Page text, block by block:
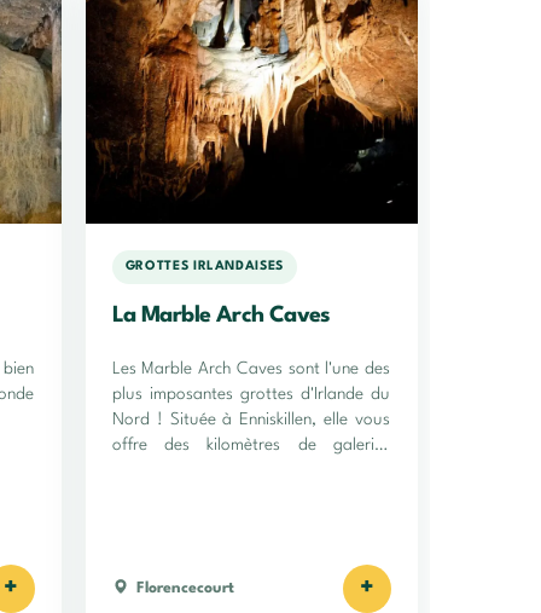
+
GROTTES IRLANDAISES
La Marble Arch Caves
Les Marble Arch Caves sont l'une des
plus imposantes grottes d'Irlande du
Nord ! Située à Enniskillen, elle vous
offre des kilomètres de galeries
Florencecourt +